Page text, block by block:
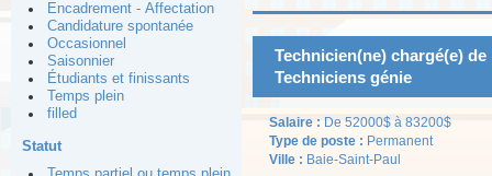
Encadrement - Affectation
Candidature spontanée
Occasionnel
Saisonnier
Étudiants et finissants
Temps plein
filled
Statut
Technicien(ne) chargé(e)
Techniciens génie
Salaire : De 52000$ à 83200$
Type de poste : Permanent
Ville : Baie-Saint-Paul